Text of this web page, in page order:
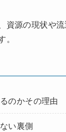
源の現状や
のかその理由
い裏側